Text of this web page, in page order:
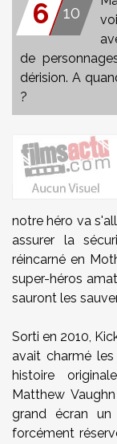
6 10
de
dérision. A
?
notre héro va
assurer la
réincarné en
super-héros
sauront les
Sorti en 2010,
avait charmé
histoire
Matthew
grand écran
forcément